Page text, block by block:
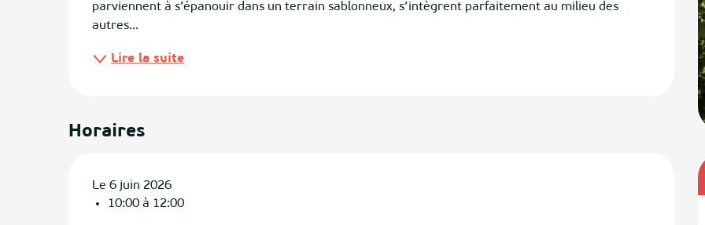
parviennent à s’épanouir dans un terrain sablonneux, s’intègrent parfaitement au milieu des
autres...
Lire la suite
Horaires
Le 6 juin 2026
10:00 à 12:00